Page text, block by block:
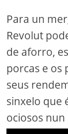
Para un
Revolut
de aforro,
porcas e os
seus
sinxelo que
ociosos